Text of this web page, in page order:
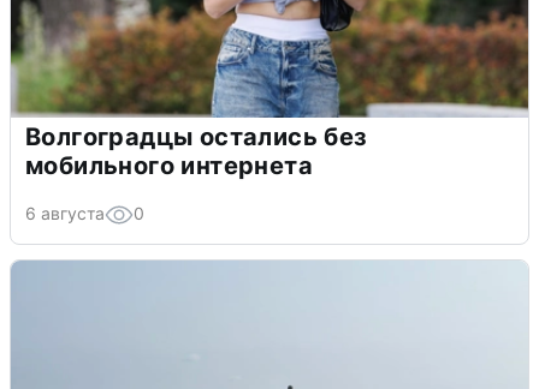
Волгоградцы остались без
мобильного интернета
6 августа 0